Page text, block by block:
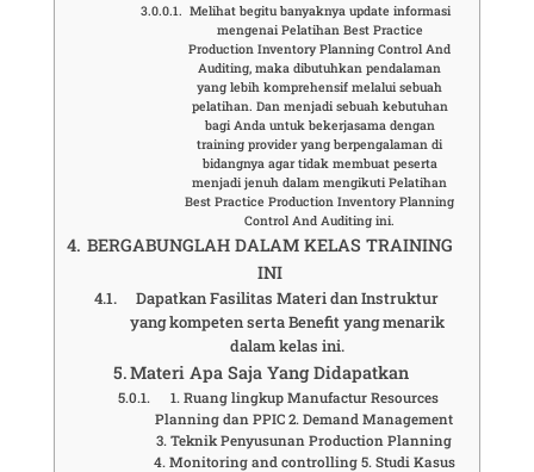
Melihat begitu banyaknya update informasi
mengenai Pelatihan Best Practice
Production Inventory Planning Control And
Auditing, maka dibutuhkan pendalaman
yang lebih komprehensif melalui sebuah
pelatihan. Dan menjadi sebuah kebutuhan
bagi Anda untuk bekerjasama dengan
training provider yang berpengalaman di
bidangnya agar tidak membuat peserta
menjadi jenuh dalam mengikuti Pelatihan
Best Practice Production Inventory Planning
Control And Auditing ini.
BERGABUNGLAH DALAM KELAS TRAINING
INI
Dapatkan Fasilitas Materi dan Instruktur
yang kompeten serta Benefit yang menarik
dalam kelas ini.
Materi Apa Saja Yang Didapatkan
1. Ruang lingkup Manufactur Resources
Planning dan PPIC 2. Demand Management
3. Teknik Penyusunan Production Planning
4. Monitoring and controlling 5. Studi Kasus